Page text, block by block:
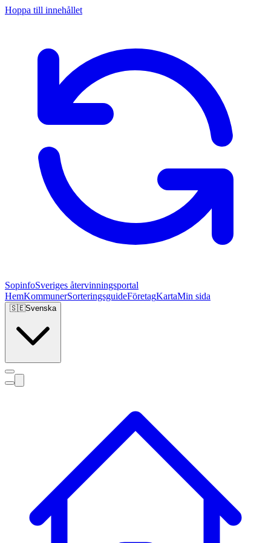
Hoppa till innehållet
SopinfoSveriges återvinningsportal
HemKommunerSorteringsguideFöretagKartaMin sida
🇸🇪Svenska